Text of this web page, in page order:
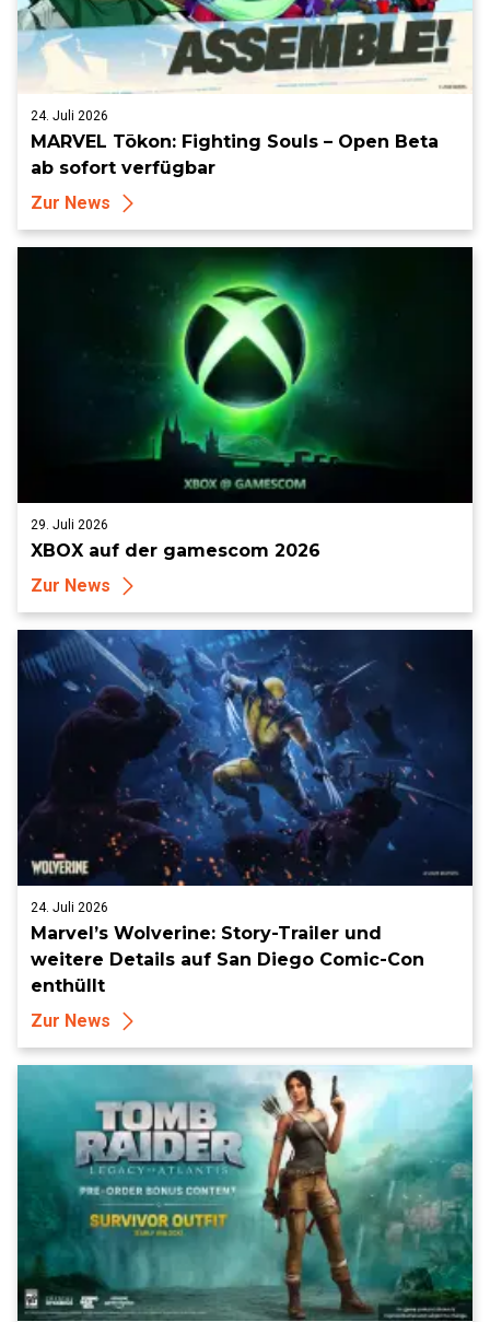
24. Juli 2026
MARVEL Tōkon: Fighting Souls – Open Beta
ab sofort verfügbar
Zur News
29. Juli 2026
XBOX auf der gamescom 2026
Zur News
24. Juli 2026
Marvel’s Wolverine: Story-Trailer und
weitere Details auf San Diego Comic-Con
enthüllt
Zur News